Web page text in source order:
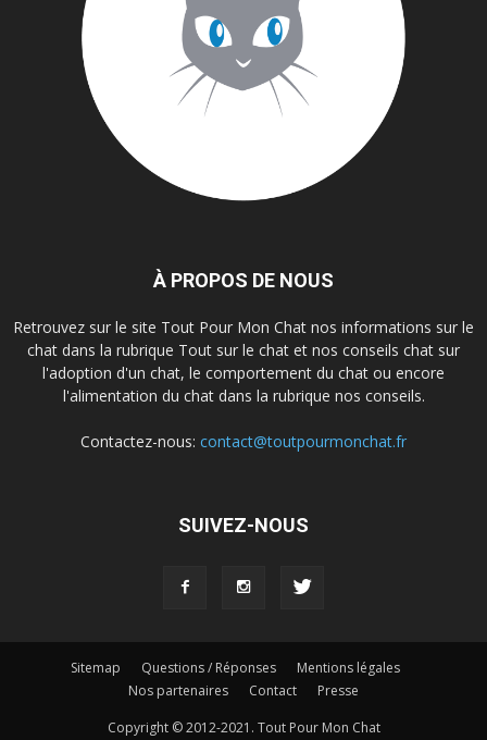
À PROPOS DE NOUS
Retrouvez sur le site Tout Pour Mon Chat nos informations sur le
chat dans la rubrique Tout sur le chat et nos conseils chat sur
l'adoption d'un chat, le comportement du chat ou encore
l'alimentation du chat dans la rubrique nos conseils.
Contactez-nous: contact@toutpourmonchat.fr
SUIVEZ-NOUS
Sitemap Questions / Réponses
Mentions légales
Nos partenaires
Contact
Presse
Copyright © 2012-2021. Tout Pour Mon Chat